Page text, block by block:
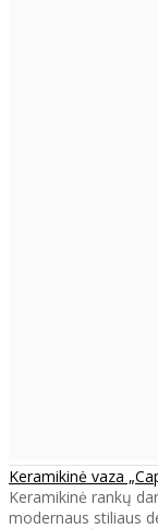
Keramikinė vaza
Keramikinė rankų
modernaus stiliaus